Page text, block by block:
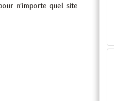
n’importe quel site